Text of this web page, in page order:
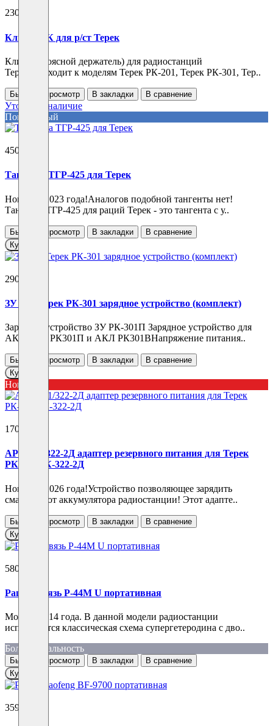
230 ₽
Клипса РК для р/ст Терек
Клипса (поясной держатель) для радиостанций
Терек.Подходит к моделям Терек РК-201, Терек РК-301, Тер..
Быстрый просмотр В закладки В сравнение
Уточнить наличие
Популярный
4500 ₽
Тангента ТГР-425 для Терек
Новинка 2023 года!Аналогов подобной тангенты нет!
Тангента ТГР-425 для раций Терек - это тангента с у..
Быстрый просмотр В закладки
В сравнение
Купить
2900 ₽
ЗУ для Терек РК-301 зарядное устройство (комплект)
Зарядное устройство ЗУ РК-301П Зарядное устройство для
АКБ АКЛ РК301П и АКЛ РК301ВНапряжение питания..
Быстрый просмотр В закладки
В сравнение
Купить
Новинка
1700 ₽
АРП-301/322-2Д адаптер резервного питания для Терек
РК-301/РК-322-2Д
Новинка 2026 года!Устройство позволяющее зарядить
смартфон от аккумулятора радиостанции! Этот адапте..
Быстрый просмотр В закладки
В сравнение
Купить
5800 ₽
Рация Связь Р-44M U портативная
Модель 2014 года. В данной модели радиостанции
используется классическая схема супергетеродина с дво..
Большая дальность
Быстрый просмотр В закладки
В сравнение
Купить
3590 ₽